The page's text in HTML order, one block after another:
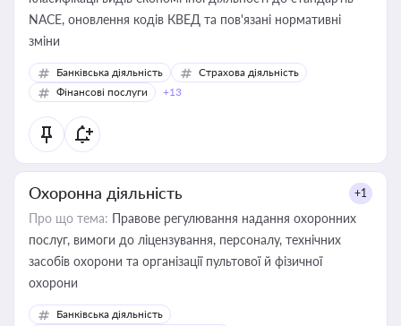
NACE, оновлення кодів КВЕД та пов'язані нормативні
зміни
Банківська діяльність
Страхова діяльність
Фінансові послуги
+13
Охоронна діяльність +1
Про що тема: Правове регулювання надання охоронних
послуг, вимоги до ліцензування, персоналу, технічних
засобів охорони та організації пультової й фізичної
охорони
Банківська діяльність